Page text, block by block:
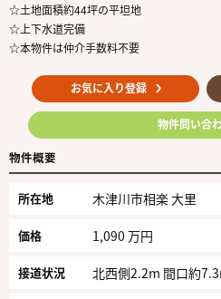
☆土地面積約44坪の平坦地
☆上下水道完備
☆本物件は仲介手数料不要
お気に入り登録
物件問い合
物件概要
所在地 木津川市相楽 大里
価格 1,090 万円
接道状況 北西側2.2m 間口約